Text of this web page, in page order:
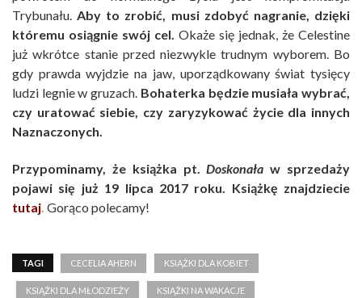
Trybunału.Aby to zrobić, musi zdobyć nagranie, dzięki
któremu osiągnie swój cel. Okaże się jednak, że Celestine
już wkrótce stanie przed niezwykle trudnym wyborem. Bo
gdy prawda wyjdzie na jaw, uporządkowany świat tysięcy
ludzi legnie w gruzach. Bohaterka będzie musiała wybrać,
czy uratować siebie, czy zaryzykować życie dla innych
Naznaczonych.
Przypominamy, że książka pt.Doskonała w sprzedaży
pojawi się już 19 lipca 2017 roku. Książkę znajdziecie
tutaj. Gorąco polecamy!
TAGI CECELIA AHERN KSIĄŻKI DLA KOBIET
KSIĄŻKI DLA MŁODZIEŻY KSIĄŻKI NA WAKACJE